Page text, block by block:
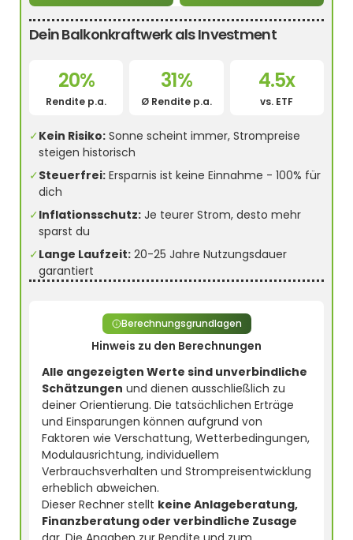
Dein Balkonkraftwerk als Investment
20%
Rendite p.a.
31%
Ø Rendite p.a.
4.5x
vs. ETF
✓Kein Risiko: Sonne scheint immer, Strompreise
steigen historisch
✓Steuerfrei: Ersparnis ist keine Einnahme - 100% für
dich
✓Inflationsschutz: Je teurer Strom, desto mehr
sparst du
✓Lange Laufzeit: 20-25 Jahre Nutzungsdauer
garantiert
Hinweis zu den Berechnungen
Berechnungsgrundlagen
Alle angezeigten Werte sind unverbindliche
Schätzungen und dienen ausschließlich zu
deiner Orientierung. Die tatsächlichen Erträge
und Einsparungen können aufgrund von
Faktoren wie Verschattung, Wetterbedingungen,
Modulausrichtung, individuellem
Verbrauchsverhalten und Strompreisentwicklung
erheblich abweichen.
Dieser Rechner stellt keine Anlageberatung,
Finanzberatung oder verbindliche Zusage